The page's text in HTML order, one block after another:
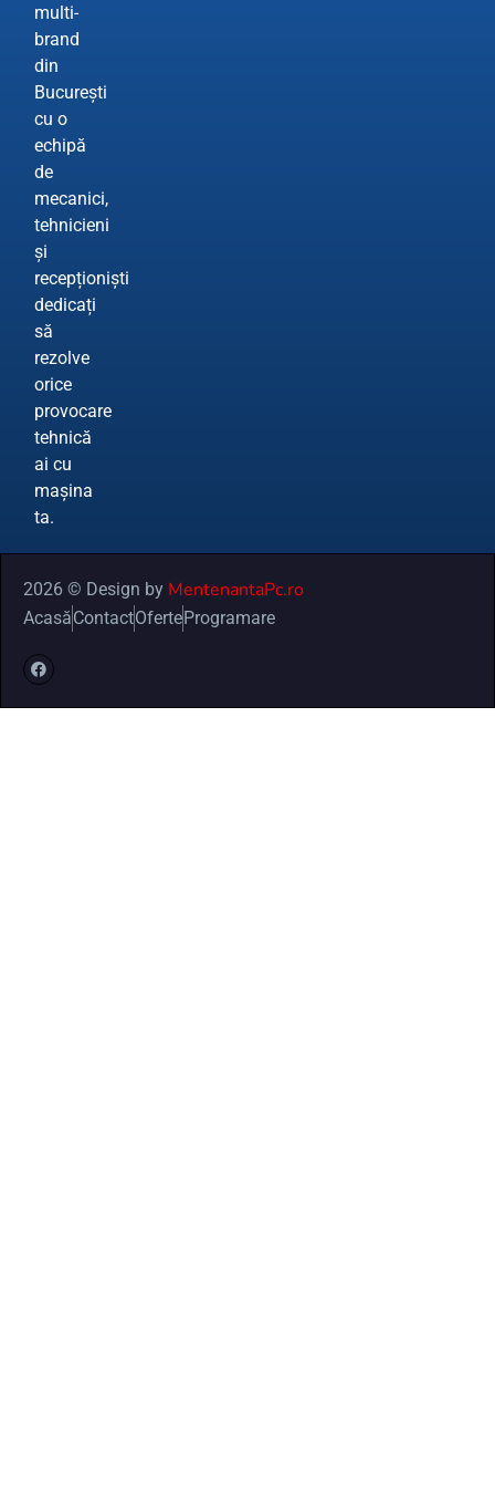
multi-
brand
din
București
cu o
echipă
de
mecanici,
tehnicieni
și
recepționiști
dedicați
să
rezolve
orice
provocare
tehnică
ai cu
mașina
ta.
2026 © Design by MentenantaPc.ro
AcasăContactOferteProgramare